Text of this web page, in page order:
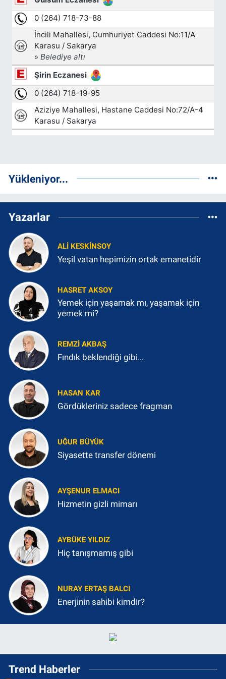
Yükleniyor...
Yazarlar
ALI KESKINSOY
Yeşil vatan hepimizin ortak emanetidir
HASRET AKSOY
Yemek için yaşamak mı, yaşamak için
yemek mi?
REMZI AKBAŞ
Fındık beklendiği gibi...
HASAN KAR
Gördükleriniz sadece fragman
UĞUR BÜYÜK
Siyasette transfer dönemi
AYŞENUR ELMACI
Hizmetin gizli mimarı
AYBÜKE YILDIZ
Hiç tanışmamış gibi
NURAY ERTAŞ BALCI
Enerjinin sahibi kimdir?
Trend Haberler